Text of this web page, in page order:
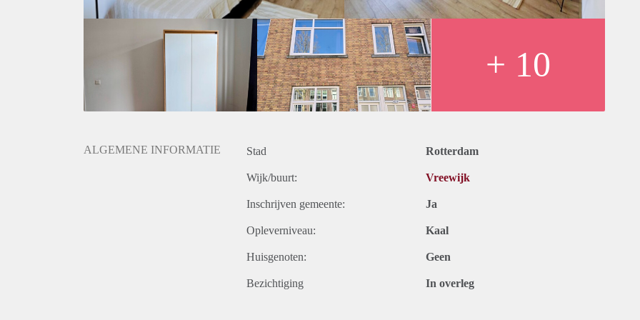
m2 Luxe badkamer met ligbad en aparte douche Volledig uitgeruste keuken met grote koelkast, vaatwasser en
inductiekookplaat Snel internet inbegrepen in de huurprijs Dichtbij openbaar vervoer Vlakbij winkelcentrum
Zuidplein Verhuur inclusief alle diensten Alleen voor studenten met een geldig inschrijvingsbewijs Maximale
huurperiode: 24 maanden
Stuur een korte introductie over uzelf, uw studierichting en uw gewenste huurperiode.
Snelle wifi-internetverbinding (400 Mb/s) is inbegrepen in de huurprijs en beschikbaar bij aankomst.
De minimale verblijfsduur is 5 maanden.
Een full-service team is 24/7 bereikbaar via chat, portal, e-mail en telefoon indien nodig en kan problemen
Officiële contracten met registratie.
** Belangrijke informatie! ** De in- en uitcheckdatum mogen niet op een zondag of een Nederlandse feestdag
Dit is een officiële woning met vergunning en registratie op dit adres bij de gemeente is altijd mogelijk.
Houd er rekening mee dat HousingAnywhere een online boekingsplatform is. Het uitwisselen van contactgegevens
dan een boekingsaanvraag of een bericht en vermeld uw leeftijd en beroep. Ik kijk ernaar uit u te ontmoeten!
+ 10
ALGEMENE INFORMATIE Stad Rotterdam
Wijk/buurt: Vreewijk
Inschrijven gemeente: Ja
Opleverniveau: Kaal
Huisgenoten: Geen
Bezichtiging In overleg